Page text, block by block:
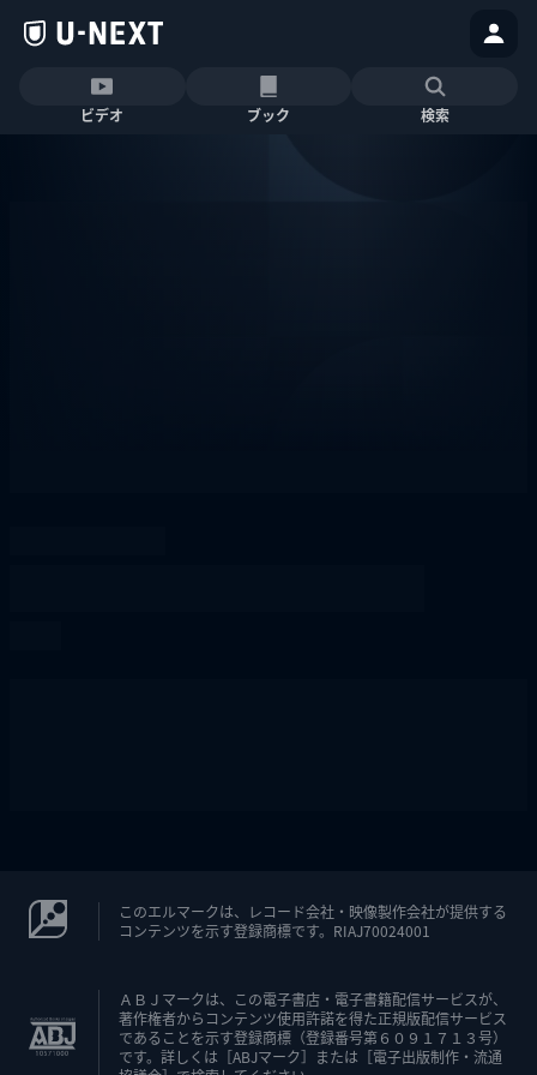
ビデオ ブック 検索
このエルマークは、レコード会社・映像製作会社が提供する
コンテンツを示す登録商標です。RIAJ70024001
ＡＢＪマークは、この電子書店・電子書籍配信サービスが、
著作権者からコンテンツ使用許諾を得た正規版配信サービス
であることを示す登録商標（登録番号第６０９１７１３号）
です。詳しくは［ABJマーク］または［電子出版制作・流通